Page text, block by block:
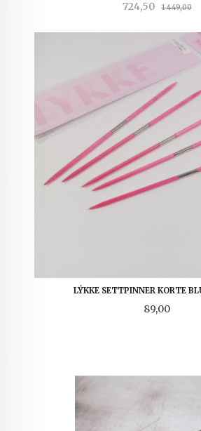
Tilbud
724,50 1 449,00
LÝKKE SETTPINNER KORTE
Pris
89,00